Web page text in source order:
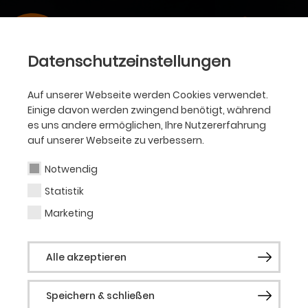
Datenschutzeinstellungen
Auf unserer Webseite werden Cookies verwendet.
Einige davon werden zwingend benötigt, während
es uns andere ermöglichen, Ihre Nutzererfahrung
auf unserer Webseite zu verbessern.
Notwendig
Statistik
Marketing
Alle akzeptieren
Speichern & schließen